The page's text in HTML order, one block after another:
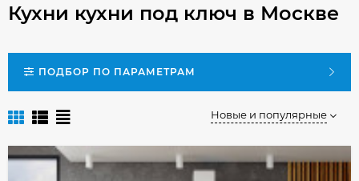
Кухни кухни под ключ в Москве
ПОДБОР ПО ПАРАМЕТРАМ
Новые и популярные